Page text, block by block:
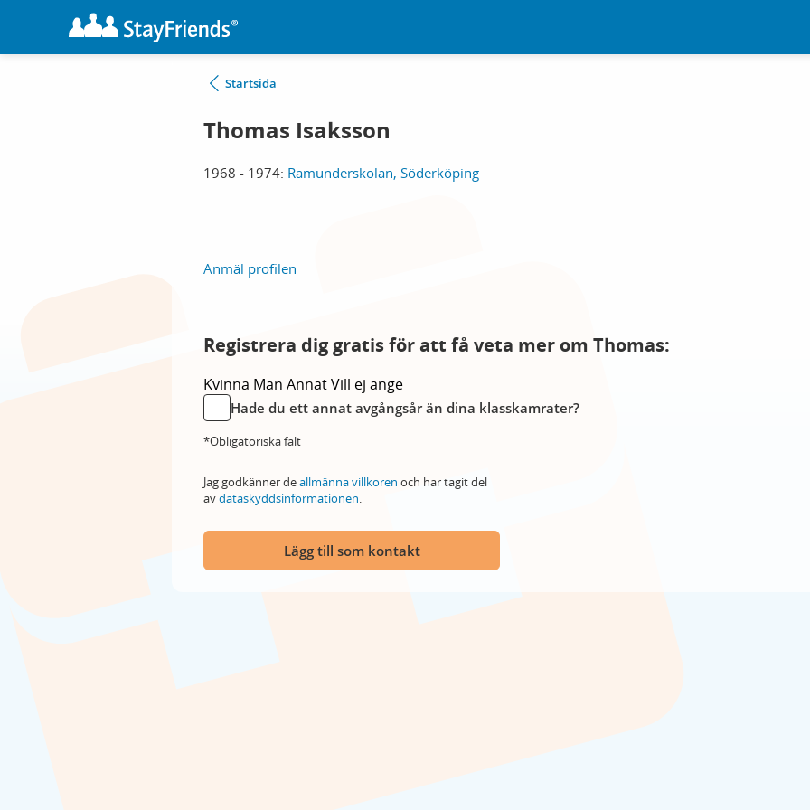
Startsida
Thomas Isaksson
1968 - 1974: Ramunderskolan, Söderköping
Anmäl profilen
Registrera dig gratis för att få veta mer om Thomas:
Kvinna Man AnnatVill ej ange
Hade du ett annat avgångsår än dina klasskamrater?
*Obligatoriska fält
Jag godkänner deallmänna villkoren och har tagit del
avdataskyddsinformationen.
Lägg till som kontakt